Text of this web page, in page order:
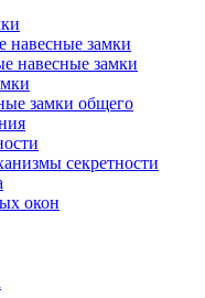
навесные замки
навесные замки
замки общего
секретности
окон